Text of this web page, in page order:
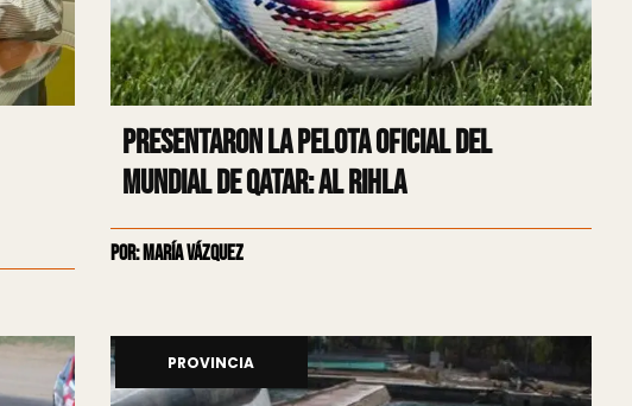
Presentaron la pelota oficial del
Mundial de Qatar: Al Rihla
Por: María Vázquez
PROVINCIA